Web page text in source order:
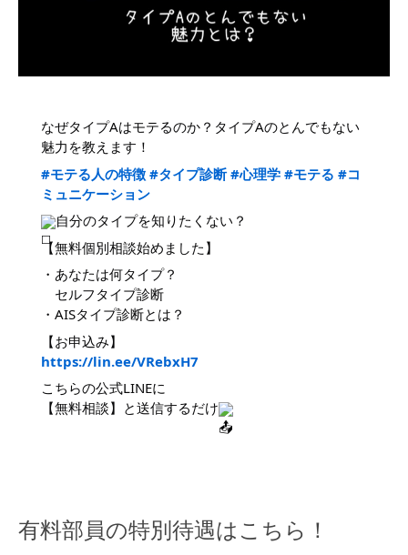
なぜタイプAはモテるのか？タイプAのとんでもない
魅力を教えます！
#モテる人の特徴 #タイプ診断 #心理学 #モテる #コ
ミュニケーション
自分のタイプを知りたくない？
【無料個別相談始めました】
・あなたは何タイプ？
セルフタイプ診断
・AISタイプ診断とは？
【お申込み】
https://lin.ee/VRebxH7
こちらの公式LINEに
【無料相談】と送信するだけ
有料部員の特別待遇はこちら！